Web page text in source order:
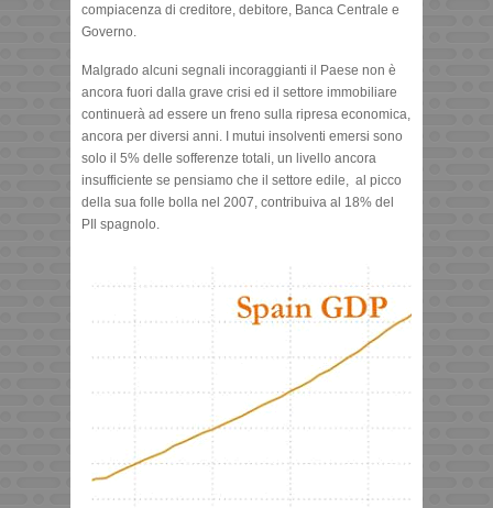
compiacenza di creditore, debitore, Banca Centrale e
Governo.
Malgrado alcuni segnali incoraggianti il Paese non è
ancora fuori dalla grave crisi ed il settore immobiliare
continuerà ad essere un freno sulla ripresa economica,
ancora per diversi anni. I mutui insolventi emersi sono
solo il 5% delle sofferenze totali, un livello ancora
insufficiente se pensiamo che il settore edile, al picco
della sua folle bolla nel 2007, contribuiva al 18% del
PIl spagnolo.